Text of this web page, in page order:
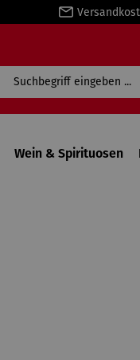
Wein & Spirituosen